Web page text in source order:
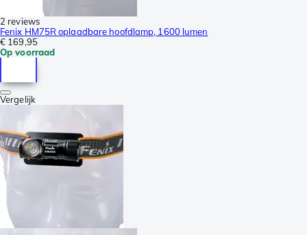
2 reviews
Fenix HM75R oplaadbare hoofdlamp, 1600 lumen
€ 169,95
Op voorraad
Vergelijk